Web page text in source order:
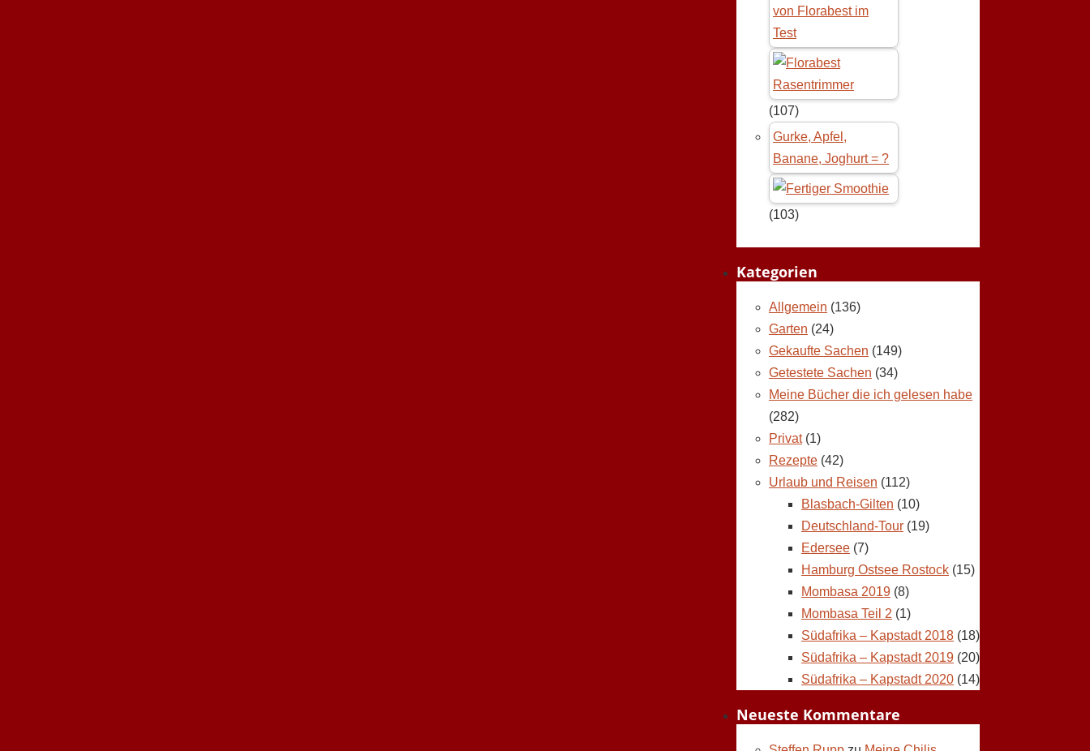
von Florabest im
Test
(107)
Gurke, Apfel,
Banane, Joghurt = ?
(103)
Kategorien
Allgemein (136)
Garten (24)
Gekaufte Sachen (149)
Getestete Sachen (34)
Meine Bücher die ich gelesen habe
(282)
Privat(1)
Rezepte (42)
Urlaub und Reisen (112)
Blasbach-Gilten (10)
Deutschland-Tour (19)
Edersee (7)
Hamburg Ostsee Rostock (15)
Mombasa 2019 (8)
Mombasa Teil 2 (1)
Südafrika – Kapstadt 2018 (18)
Südafrika – Kapstadt 2019 (20)
Südafrika – Kapstadt 2020 (14)
Neueste Kommentare